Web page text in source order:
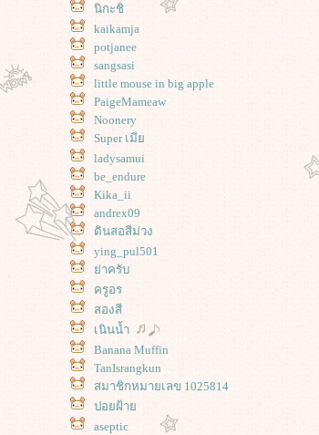
นิกะชิ
kaikamja
potjanee
sangsasi
little mouse in big apple
PaigeMameaw
Noonery
Super เมี
ladysamui
be_endure
Kika_ii
andrex09
ดินสอสีม่วง
ying_pul501
่าครับ
ครูอร
สองสี
เนินน้ำ
Banana Muffin
TanIsrangkun
สมาชิกหมายเลข 1025814
ปอยฝ้า
aseptic